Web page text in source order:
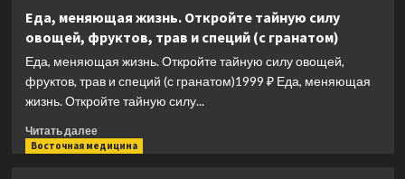
Уолс.
Новейшее
исследование
аутоиммунных
заболеваний.
Программа
лечения
рассеянного
Еда, меняющая жизнь. Откройте тайную силу
овощей, фруктов, трав и специй (с гранатом)
Еда, меняющая жизнь. Откройте тайную силу овощей,
фруктов, трав и специй (с гранатом)1999 ₽ Еда, меняющая
жизнь. Откройте тайную силу...
Читать далееПрочитать
больше
Восточная медицина